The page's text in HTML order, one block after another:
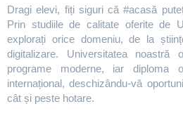
Dragi elevi, fiți siguri că #acasă
Prin studiile de calitate oferite de
explorați orice domeniu, de la
digitalizare. Universitatea
programe moderne, iar diploma
internațional, deschizându-vă
cât și peste hotare.